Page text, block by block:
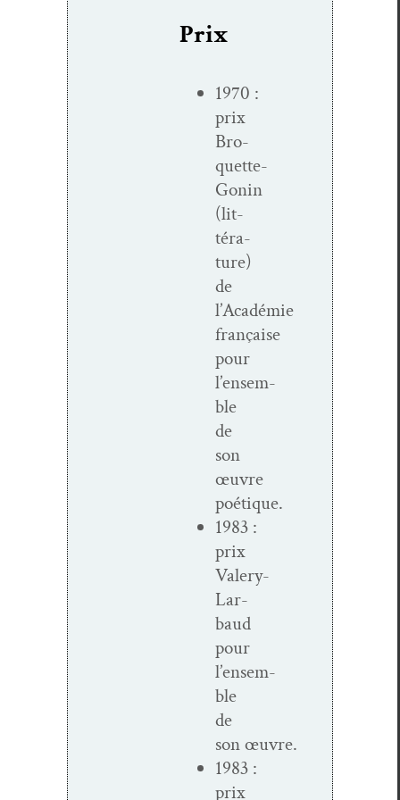
Prix
1970 :
prix
Bro­­
quette-
Gonin
(lit­
téra­
ture)
de
l’Académie
française
pour
l’ensem­
ble
de
son
œuvre
poétique.
1983 :
prix
Valery-
Lar­
baud
pour
l’ensem­
ble
de
son œuvre.
1983 :
prix